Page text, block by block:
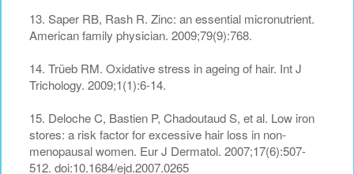
13. Saper RB, Rash R. Zinc: an essential micronutrient.
American family physician. 2009;79(9):768.
14. Trüeb RM. Oxidative stress in ageing of hair. Int J
Trichology. 2009;1(1):6-14.
15. Deloche C, Bastien P, Chadoutaud S, et al. Low iron
stores: a risk factor for excessive hair loss in non-
menopausal women. Eur J Dermatol. 2007;17(6):507-
512. doi:10.1684/ejd.2007.0265